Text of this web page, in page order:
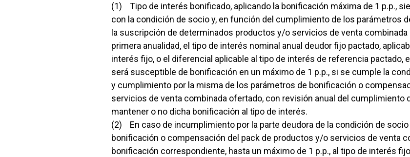
(1) Tipo de interés bonificado, aplicando la bonificación máxima de 1 p.p.,
con la condición de socio y, en función del cumplimiento de los parámetros
la suscripción de determinados productos y/o servicios de venta
primera anualidad, el tipo de interés nominal anual deudor fijo pactado,
interés fijo, o el diferencial aplicable al tipo de interés de referencia pactado,
será susceptible de bonificación en un máximo de 1 p.p., si se cumple la
y cumplimiento por la misma de los parámetros de bonificación o
servicios de venta combinada ofertado, con revisión anual del cumplimiento
mantener o no dicha bonificación al tipo de interés.
(2) En caso de incumplimiento por la parte deudora de la condición de
bonificación o compensación del pack de productos y/o servicios de venta
bonificación correspondiente, hasta un máximo de 1 p.p., al tipo de interés